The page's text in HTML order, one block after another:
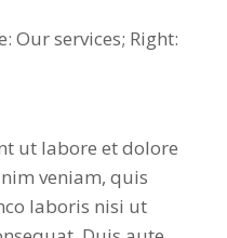
Our services; Right:
ut labore et dolore
veniam, quis
laboris nisi ut